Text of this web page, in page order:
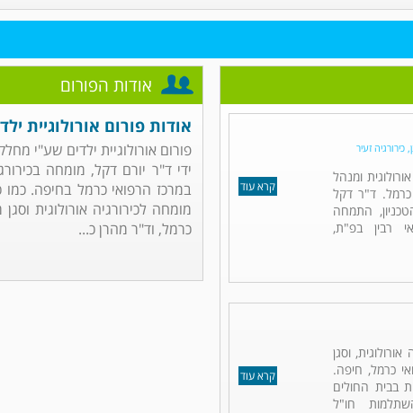
אודות הפורום
אודות פורום אורולוגיית
פורום אורולוגיית ילדים שע"י
ידי ד"ר יורם דקל, מומחה
במרכז הרפואי כרמל בחיפה. כמו
מומחה לכירורגיה אורולוגית
כרמל, וד"ר מהרן כ...
קרא עוד
זעיר
ומנהל
כרמל. ד"ר דקל
התמחה
רבין בפ"ת,
קרא עוד
וסגן
כרמל, חיפה.
בבית החולים
חו"ל